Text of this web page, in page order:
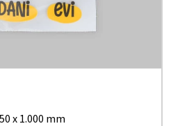
x 1.000 mm